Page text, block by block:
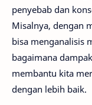
penyebab dan
Misalnya, dengan
bisa menganalisis
bagaimana
membantu kita
dengan lebih baik.